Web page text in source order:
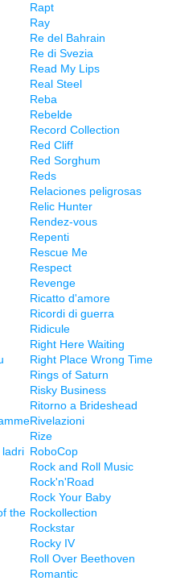
Rapt
Ray
Re del Bahrain
Re di Svezia
Read My Lips
Real Steel
Reba
Rebelde
Record Collection
Red Cliff
Red Sorghum
Reds
Relaciones peligrosas
Relic Hunter
Rendez-vous
Repenti
Rescue Me
Respect
Revenge
Ricatto d'amore
Ricordi di guerra
Ridicule
Right Here Waiting
Right Place Wrong Time
Rings of Saturn
Risky Business
Ritorno a Brideshead
Rivelazioni
Rize
ladri RoboCop
Rock and Roll Music
Rock'n'Road
Rock Your Baby
the Rockollection
Rockstar
Rocky IV
Roll Over Beethoven
Romantic